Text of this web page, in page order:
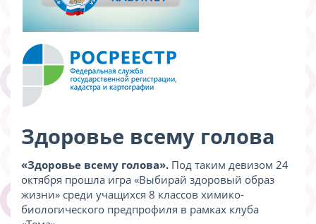
Здоровье всему голова
«Здоровье всему голова». Под таким девизом 24
октября прошла игра «Выбирай здоровый образ
жизни» среди учащихся 8 классов химико-
биологического предпрофиля в рамках клуба